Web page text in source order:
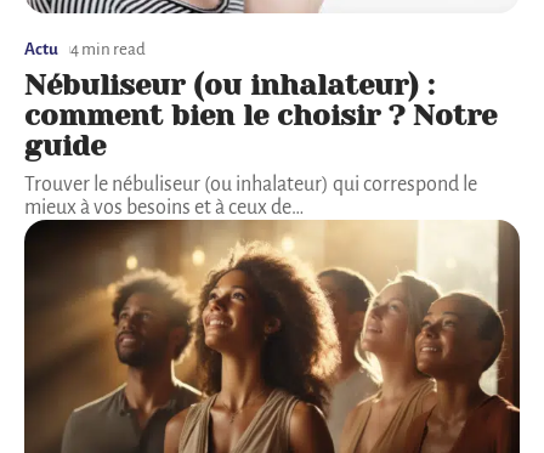
Actu 4 min read
Nébuliseur (ou inhalateur) :
comment bien le choisir ? Notre
guide
Trouver le nébuliseur (ou inhalateur) qui correspond le
mieux à vos besoins et à ceux de…